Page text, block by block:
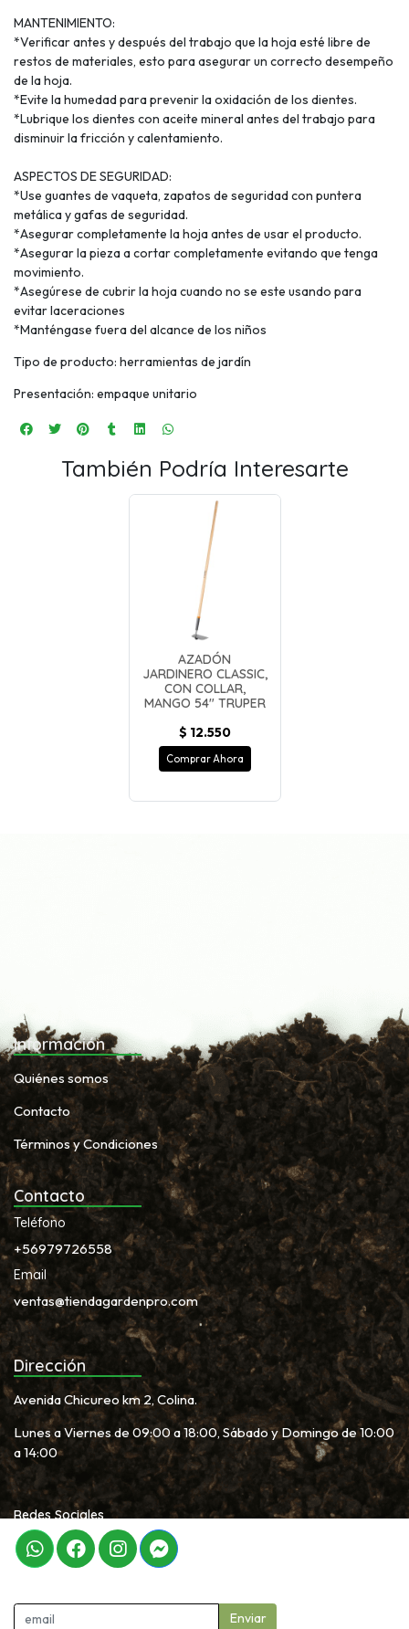
MANTENIMIENTO:
*Verificar antes y después del trabajo que la hoja esté libre de
restos de materiales, esto para asegurar un correcto desempeño
de la hoja.
*Evite la humedad para prevenir la oxidación de los dientes.
*Lubrique los dientes con aceite mineral antes del trabajo para
disminuir la fricción y calentamiento.
ASPECTOS DE SEGURIDAD:
*Use guantes de vaqueta, zapatos de seguridad con puntera
metálica y gafas de seguridad.
*Asegurar completamente la hoja antes de usar el producto.
*Asegurar la pieza a cortar completamente evitando que tenga
movimiento.
*Asegúrese de cubrir la hoja cuando no se este usando para
evitar laceraciones
*Manténgase fuera del alcance de los niños
Tipo de producto: herramientas de jardín
Presentación: empaque unitario
También Podría Interesarte
AZADÓN
JARDINERO CLASSIC,
CON COLLAR,
MANGO 54" TRUPER
$ 12.550
Comprar Ahora
Información
Quiénes somos
Contacto
Términos y Condiciones
Contacto
Teléfono
+56979726558
Email
ventas@tiendagardenpro.com
Dirección
Avenida Chicureo km 2, Colina.
Lunes a Viernes de 09:00 a 18:00, Sábado y Domingo de 10:00
a 14:00
Redes Sociales
Enviar